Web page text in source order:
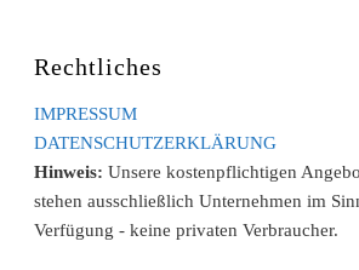
Rechtliches
IMPRESSUM
DATENSCHUTZERKLÄRUNG
Hinweis: Unsere kostenpflichtigen
stehen ausschließlich Unternehmen im
Verfügung - keine privaten Verbraucher.